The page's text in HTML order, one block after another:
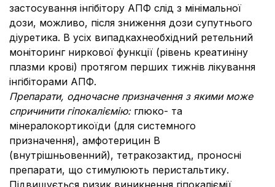
застосування інгібітору АПФ слід з мінімальної
дози, можливо, після зниження дози супутнього
діуретика. В усіх випадкахнеобхідний ретельний
моніторинг ниркової функції (рівень креатиніну
плазми крові) протягом перших тижнів лікування
інгібіторами АПФ.
Препарати, одночасне призначення з якими може
спричинити гіпокаліємію: глюко- та
мінералокортикоїди (для системного
призначення), амфотерицин В
(внутрішньовенний), тетракозактид, проносні
препарати, що стимулюють перистальтику.
Підвищується ризик виникнення гіпокаліємії